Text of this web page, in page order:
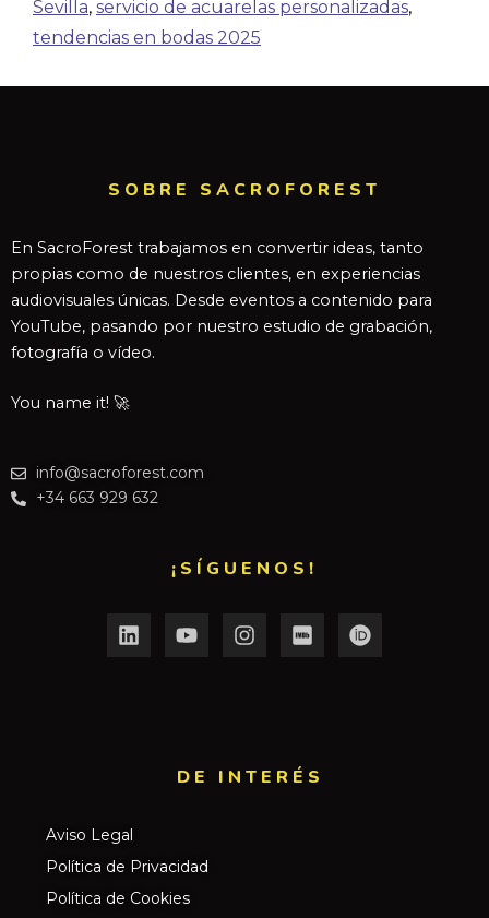
Sevilla, servicio de acuarelas personalizadas,
tendencias en bodas 2025
SOBRE SACROFOREST
En SacroForest trabajamos en convertir ideas, tanto
propias como de nuestros clientes, en experiencias
audiovisuales únicas. Desde eventos a contenido para
YouTube, pasando por nuestro estudio de grabación,
fotografía o vídeo.
You name it! 🚀
info@sacroforest.com
+34 663 929 632
¡SÍGUENOS!
DE INTERÉS​
Aviso Legal
Política de Privacidad
Política de Cookies